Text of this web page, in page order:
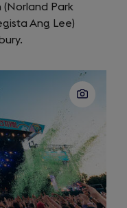
(Norland Park
Ang Lee)